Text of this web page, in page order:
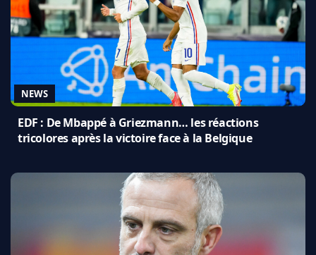
NEWS
EDF : De Mbappé à Griezmann… les réactions
tricolores après la victoire face à la Belgique